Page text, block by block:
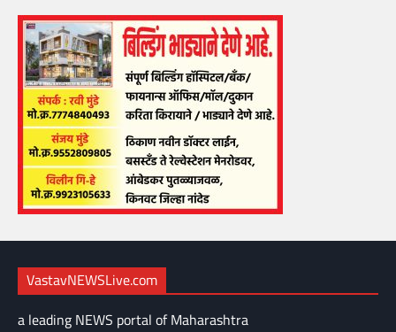
VastavNEWSLive.com
a leading NEWS portal of Maharashtra